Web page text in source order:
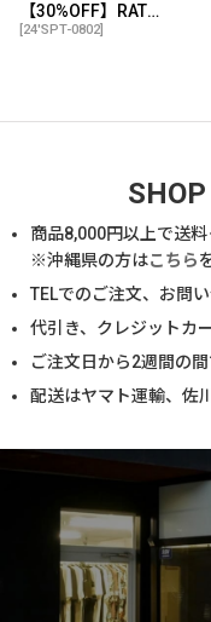
【30%OFF】RATS/SCRIPT LOGO WAY OF LIFE TEE（BLACK）［プリントT-24秋冬］
[24'SPT-0802]
商品8,000円以上で送料
※沖縄県の方はこちら
TELでのご注文、お問
代引き、クレジットカ
ご注文日から2週間の
配送はヤマト運輸、佐